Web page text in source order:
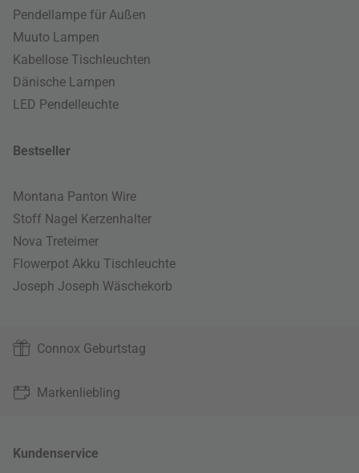
Pendellampe für Außen
Muuto Lampen
Kabellose Tischleuchten
Dänische Lampen
LED Pendelleuchte
Bestseller
Montana Panton Wire
Stoff Nagel Kerzenhalter
Nova Treteimer
Flowerpot Akku Tischleuchte
Joseph Joseph Wäschekorb
Connox Geburtstag
Markenliebling
Kundenservice